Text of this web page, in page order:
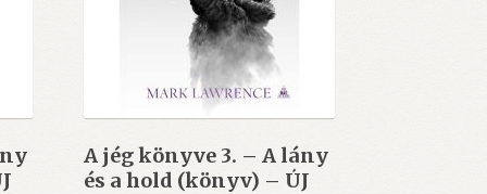
A jég könyve 3. – A lány
és a hold (könyv) – ÚJ